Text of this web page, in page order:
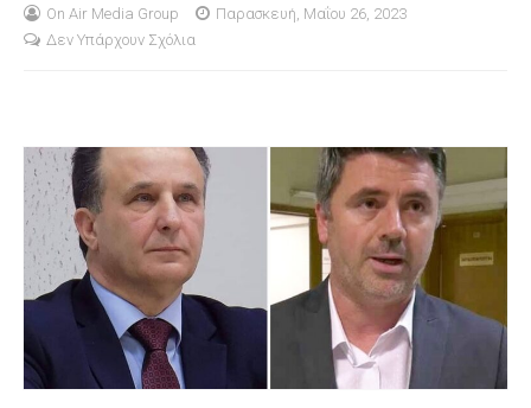
On Air Media Group
Παρασκευή, Μαΐου 26, 2023
Δεν Υπάρχουν Σχόλια